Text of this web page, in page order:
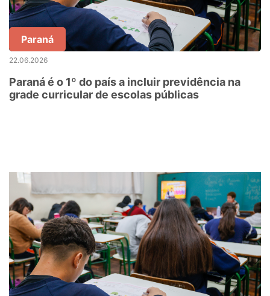
Paraná
22.06.2026
Paraná é o 1º do país a incluir previdência na
grade curricular de escolas públicas